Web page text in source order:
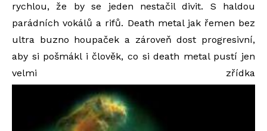
rychlou, že by se jeden nestačil divit. S haldou
parádních vokálů a rifů. Death metal jak řemen bez
ultra buzno houpaček a zároveň dost progresivní,
aby si pošmákl i člověk, co si death metal pustí jen
velmi zřídka